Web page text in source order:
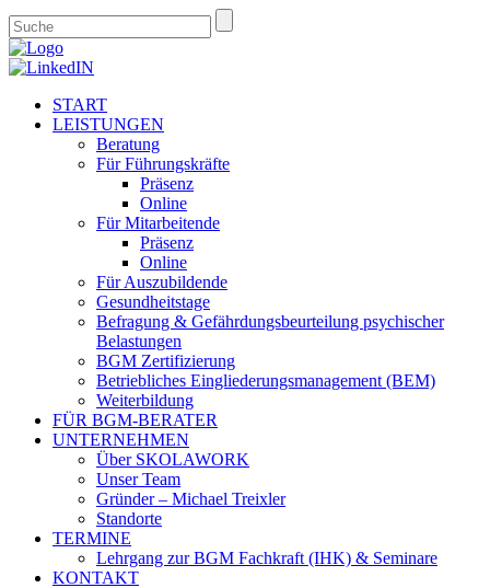
START
LEISTUNGEN
Beratung
Für Führungskräfte
Präsenz
Online
Für Mitarbeitende
Präsenz
Online
Für Auszubildende
Gesundheitstage
Befragung & Gefährdungsbeurteilung psychischer
Belastungen
BGM Zertifizierung
Betriebliches Eingliederungsmanagement (BEM)
Weiterbildung
FÜR BGM-BERATER
UNTERNEHMEN
Über SKOLAWORK
Unser Team
Gründer – Michael Treixler
Standorte
TERMINE
Lehrgang zur BGM Fachkraft (IHK) & Seminare
KONTAKT